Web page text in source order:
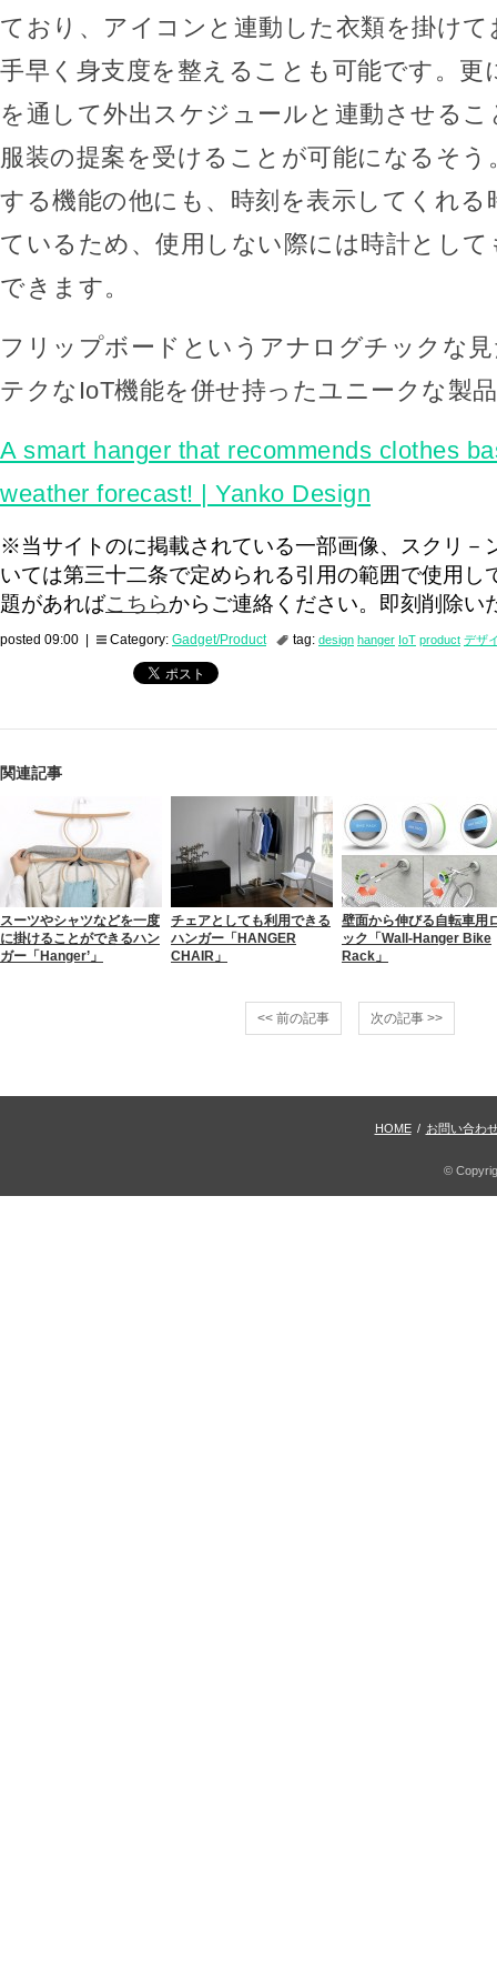
ており、アイコンと連動した衣類を掛け
手早く身支度を整えることも可能です。更
を通して外出スケジュールと連動させる
服装の提案を受けることが可能になるそう
する機能の他にも、時刻を表示してくれる
ているため、使用しない際には時計とし
できます。
フリップボードというアナログチックな
テクなIoT機能を併せ持ったユニークな製
A smart hanger that recommends clothes
weather forecast! | Yanko Design
※当サイトのに掲載されている一部画像、スクリ－
いては第三十二条で定められる引用の範囲で使用し
題があればこちらからご連絡ください。即刻削除い
posted 09:00 | Category: Gadget/Product tag: design hanger IoT product デザ
関連記事
スーツやシャツなどを一度
に掛けることができるハン
ガー「Hanger’」
チェアとしても利用できる
ハンガー「HANGER
CHAIR」
壁面から伸びる自転車用
ック「Wall-Hanger Bike
Rack」
<< 前の記事 次の記事 >>
HOME / お問い合わ
©